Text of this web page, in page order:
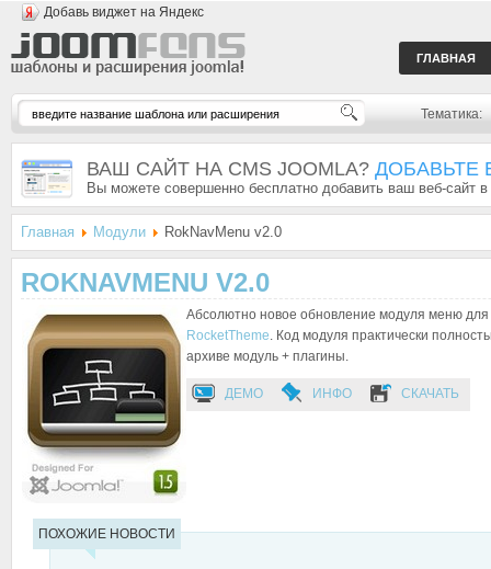
Добавь виджет на Яндекс
ГЛАВНАЯ
Тематика:
ВАШ САЙТ НА CMS JOOMLA? ДОБАВЬТЕ
Вы можете совершенно бесплатно добавить ваш веб-сайт
Главная Модули RokNavMenu v2.0
ROKNAVMENU V2.0
Абсолютно новое обновление модуля меню для
RocketTheme. Код модуля практически
архиве модуль + плагины.
ДЕМО ИНФО СКАЧАТЬ
ПОХОЖИЕ НОВОСТИ